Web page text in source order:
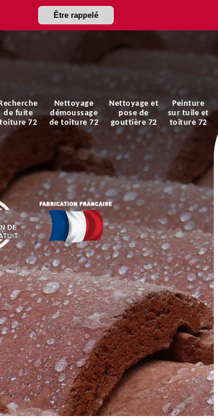
Être rappelé
de fuite
toiture 72
Nettoyage
démoussage
de toiture 72
Nettoyage et
pose de
gouttière 72
Peinture
sur tuile et
toiture 72